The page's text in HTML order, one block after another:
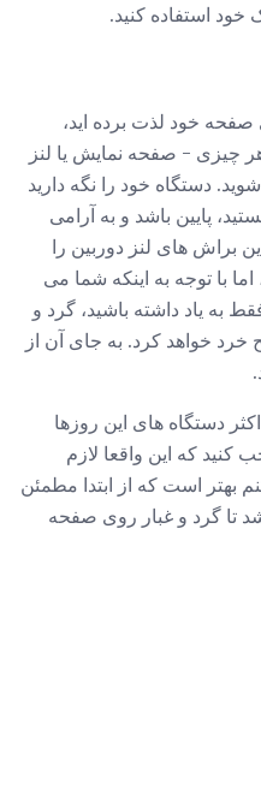
خود استفاده کنید.
خود لذت برده اید،
چیزی - صفحه نمایش یا لنز
دستگاه خود را نگه دارید
پایین باشد و به آرامی
براش های لنز دوربین را
با توجه به اینکه شما می
به یاد داشته باشید، گرد و
خرد خواهد کرد. به جای آن از
دستگاه های این روزها
که این واقعا لازم
بهتر است که از ابتدا مطمئن
تا گرد و غبار روی صفحه